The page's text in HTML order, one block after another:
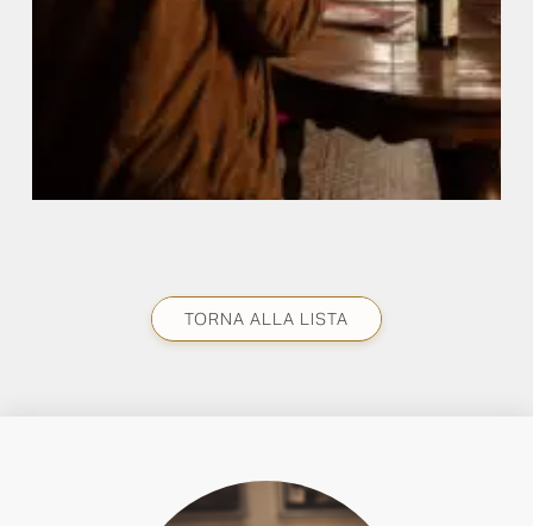
TORNA ALLA LISTA